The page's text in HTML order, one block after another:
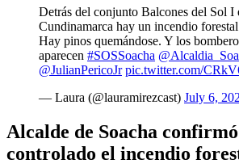
Detrás del conjunto Balcones del Sol I
Cundinamarca hay un incendio
Hay pinos quemándose. Y los
aparecen #SOSSoacha
@JulianPericoJr pic.twitter.com/
— Laura (@lauramirezcast) July 6,
Alcalde de Soacha
controlado el incendio